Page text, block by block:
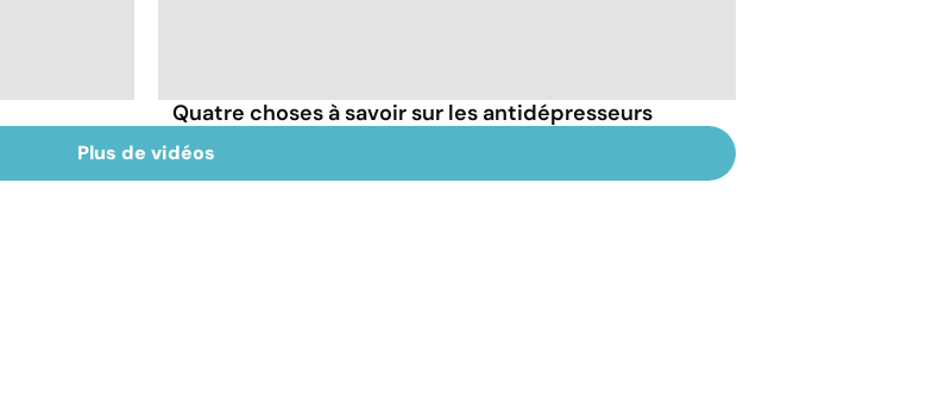
Quatre choses à savoir sur les antidépresseurs
Plus de vidéos